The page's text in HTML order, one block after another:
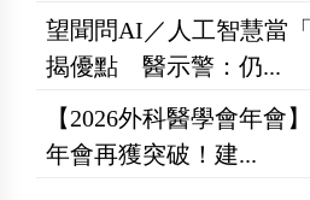
望聞問AI／人工智慧當
揭優點 醫示警：仍...
【2026外科醫學會年會
年會再獲突破！建...